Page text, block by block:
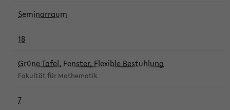
Seminarraum
18
Grüne Tafel, Fenster, Flexible Bestuhlung
Fakultät für Mathematik
7